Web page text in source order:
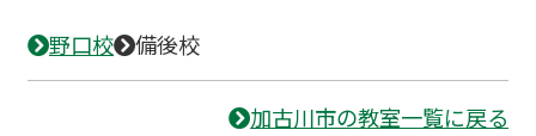
野口校 備後校
加古川市の教室一覧に戻る